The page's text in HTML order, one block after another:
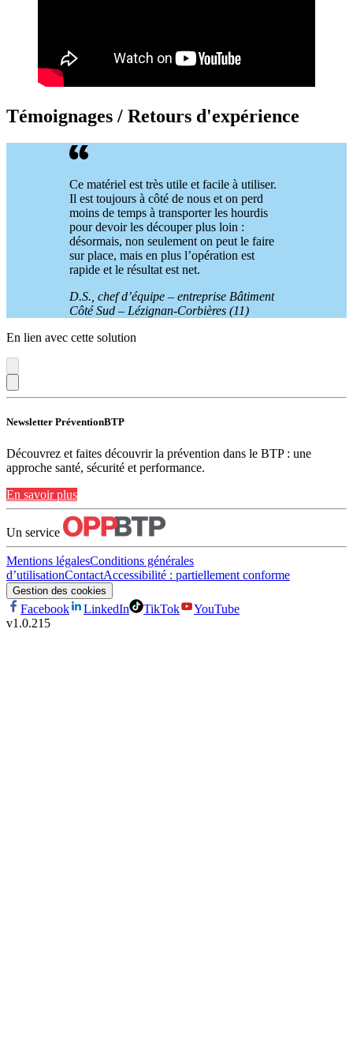
Témoignages / Retours d'expérience
Ce matériel est très utile et facile à utiliser.
Il est toujours à côté de nous et on perd
moins de temps à transporter les hourdis
pour devoir les découper plus loin :
désormais, non seulement on peut le faire
sur place, mais en plus l’opération est
rapide et le résultat est net.
D.S., chef d’équipe – entreprise Bâtiment
Côté Sud – Lézignan-Corbières (11)
En lien avec cette solution
Newsletter PréventionBTP
Découvrez et faites découvrir la prévention dans le BTP : une
approche santé, sécurité et performance.
En savoir plus
Un service
Mentions légalesConditions générales
d’utilisationContactAccessibilité : partiellement conforme
Gestion des cookies
Facebook LinkedIn TikTok
YouTube
v1.0.215